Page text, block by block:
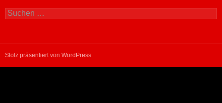
Suchen
nach:
Stolz präsentiert von WordPress